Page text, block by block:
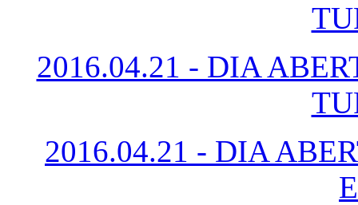
2016.04.21 - DIA
2016.04.21 - DIA